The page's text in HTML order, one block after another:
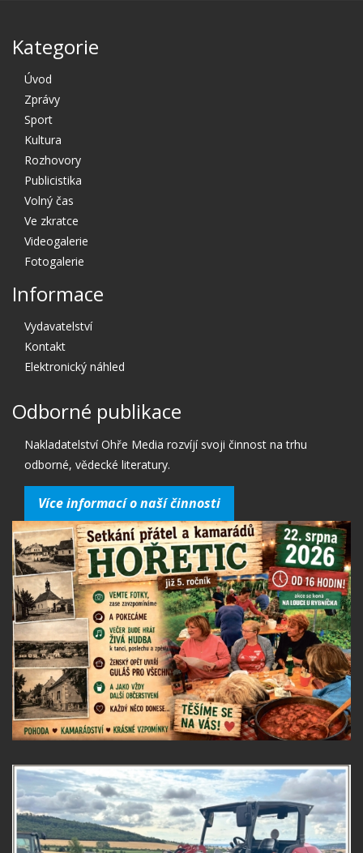
Kategorie
Úvod
Zprávy
Sport
Kultura
Rozhovory
Publicistika
Volný čas
Ve zkratce
Videogalerie
Fotogalerie
Informace
Vydavatelství
Kontakt
Elektronický náhled
Odborné publikace
Nakladatelství Ohře Media rozvíjí svoji činnost na trhu
odborné, vědecké literatury.
Více informací o naší činnosti